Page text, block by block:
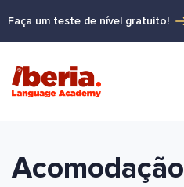
Faça um teste de nível gratuito!
Acomodação